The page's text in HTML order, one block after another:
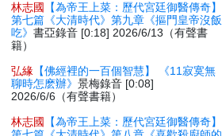
林志國
【為帝王上菜：歷代宮廷御醫傳奇】
第七篇《大清時代》第九章《摳門皇帝沒飯
吃》書亞錄音 [0:18] 2026/6/13（有聲書
籍）
弘緣 【佛經裡的一百個智慧】 《11寂寞無
聊時怎麽辦》景梅錄音 [0:08]
2026/6/6（有聲書籍）
林志國
【為帝王上菜：歷代宮廷御醫傳奇】